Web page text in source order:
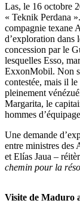
Las, le 16 octobre
« Teknik Perdana
compagnie texane
d’exploration dans
concession par le
lesquelles Esso,
ExxonMobil. Non
contestée, mais il
pleinement
Margarita, le
hommes
Une demande
entre ministres des
et Elías Jaua –
chemin pour la
Visite de Maduro